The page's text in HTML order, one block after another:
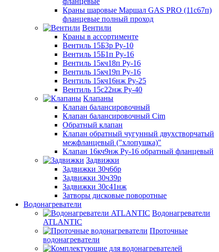
Краны шаровые Маршал GAS PRO (11с67п)
фланцевые полный проход
Вентили
Краны в ассортименте
Вентиль 15Б3р Ру-10
Вентиль 15Б1п Ру-16
Вентиль 15кч18п Ру-16
Вентиль 15кч19п Ру-16
Вентиль 15кч16нж Ру-25
Вентиль 15с22нж Ру-40
Клапаны
Клапан балансировочный
Клапан балансировочный Cim
Обратный клапан
Клапан обратный чугунный двухстворчатый
межфланцевый ("хлопушка)"
Клапан 16кч9нж Ру-16 обратный фланцевый
Задвижки
Задвижки 30ч6бр
Задвижки 30ч39р
Задвижки 30с41нж
Затворы дисковые поворотные
Водонагреватели
Водонагреватели
ATLANTIC
Проточные
водонагреватели